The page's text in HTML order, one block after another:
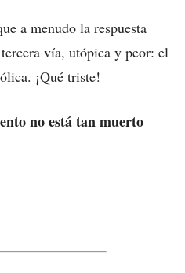
a menudo la respuesta
vía, utópica y peor: el
¡Qué triste!
no está tan muerto